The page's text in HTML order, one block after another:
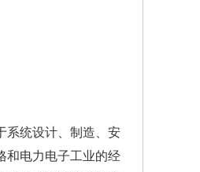
统设计、制造、安
和电力电子工业的经